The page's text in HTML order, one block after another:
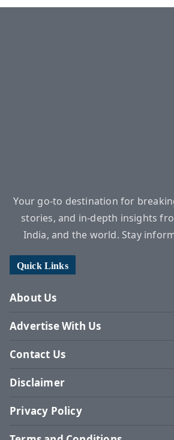
Your go-to destination for
stories, and in-depth insights
India, and the world. Stay
Quick Links
About Us
Advertise With Us
Contact Us
Disclaimer
Privacy Policy